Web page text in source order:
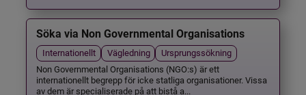
Söka via Non Governmental Organisations
Internationellt Vägledning
Ursprungssökning
Non Governmental Organisations (NGO:s) är ett
internationellt begrepp för icke statliga organisationer. Vissa
av dem är specialiserade på att bistå a...